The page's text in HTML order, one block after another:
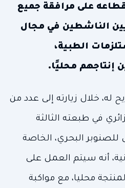
على مرافقة جميع
الناشطين في مجال
الطبية،
محليًا.
له، خلال زيارته إلى عدد من
في طبعته الثالثة
للصنوبر البحري، الخاصة
أنه سيتم العمل على
محليا، مع مواكبة